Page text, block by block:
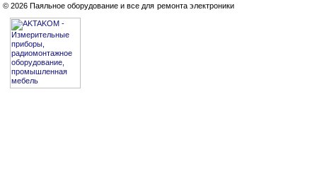
© 2026 Паяльное оборудование и все для ремонта электроники